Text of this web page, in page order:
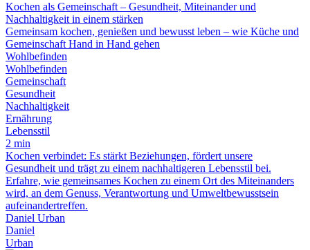
Kochen als Gemeinschaft – Gesundheit, Miteinander und
Nachhaltigkeit in einem stärken
Gemeinsam kochen, genießen und bewusst leben – wie Küche und
Gemeinschaft Hand in Hand gehen
Wohlbefinden
Wohlbefinden
Gemeinschaft
Gesundheit
Nachhaltigkeit
Ernährung
Lebensstil
2 min
Kochen verbindet: Es stärkt Beziehungen, fördert unsere
Gesundheit und trägt zu einem nachhaltigeren Lebensstil bei.
Erfahre, wie gemeinsames Kochen zu einem Ort des Miteinanders
wird, an dem Genuss, Verantwortung und Umweltbewusstsein
aufeinandertreffen.
Daniel Urban
Daniel
Urban